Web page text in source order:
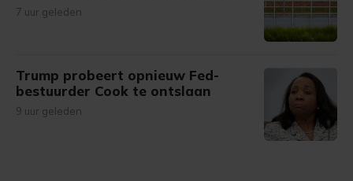
7 uur geleden
Trump probeert opnieuw Fed-
bestuurder Cook te ontslaan
9 uur geleden